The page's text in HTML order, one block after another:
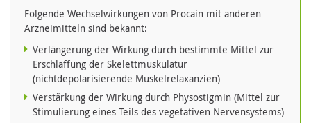
Folgende Wechselwirkungen von Procain mit anderen
Arzneimitteln sind bekannt:
Verlängerung der Wirkung durch bestimmte Mittel zur
Erschlaffung der Skelettmuskulatur
(nichtdepolarisierende Muskelrelaxanzien)
Verstärkung der Wirkung durch Physostigmin (Mittel zur
Stimulierung eines Teils des vegetativen Nervensystems)